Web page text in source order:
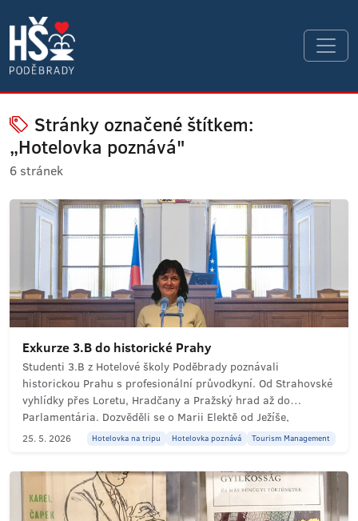
Stránky označené štítkem:
„Hotelovka poznává"
6 stránek
Exkurze 3.B do historické Prahy
Studenti 3.B z Hotelové školy Poděbrady poznávali
historickou Prahu s profesionální průvodkyní. Od Strahovské
vyhlídky přes Loretu, Hradčany a Pražský hrad až do
Parlamentária. Dozvěděli se o Marii Elektě od Ježíše,
sledovali výměnu stráží a z galerie hostů i jednání poslanců.
inspirativní exkurzi.
25. 5. 2026 Hotelovka na tripu Hotelovka poznává Tourism Management